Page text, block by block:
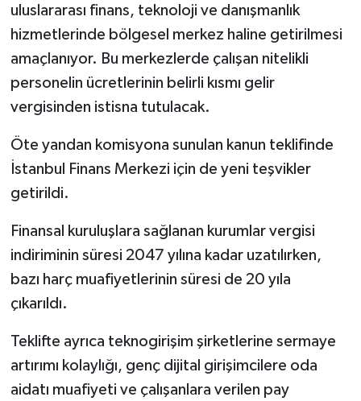
uluslararası finans, teknoloji ve danışmanlık
hizmetlerinde bölgesel merkez haline getirilmesi
amaçlanıyor. Bu merkezlerde çalışan nitelikli
personelin ücretlerinin belirli kısmı gelir
vergisinden istisna tutulacak.
Öte yandan komisyona sunulan kanun teklifinde
İstanbul Finans Merkezi için de yeni teşvikler
getirildi.
Finansal kuruluşlara sağlanan kurumlar vergisi
indiriminin süresi 2047 yılına kadar uzatılırken,
bazı harç muafiyetlerinin süresi de 20 yıla
çıkarıldı.
Teklifte ayrıca teknogirişim şirketlerine sermaye
artırımı kolaylığı, genç dijital girişimcilere oda
aidatı muafiyeti ve çalışanlara verilen pay